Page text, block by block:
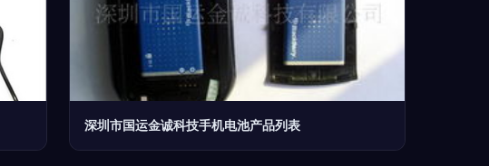
深圳市国运金诚科技手机电池产品列表